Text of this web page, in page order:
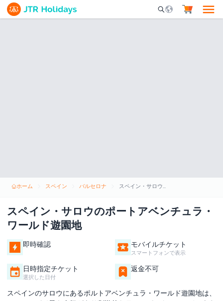
Mobile Search
ホーム スペイン バルセロナ スペイン・サロウのポートアベンチュラ・ワールド遊園地
スペイン・サロウのポートアベンチュラ・
ワールド遊園地
即時確認 モバイルチケット
スマートフォンで表示
日時指定チケット
選択した日付
返金不可
スペインのサロウにあるポルトアベンチュラ・ワールド遊園地は、